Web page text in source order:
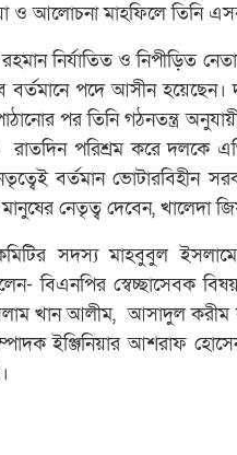
ও আলোচনা মাহফিলে তিনি
নির্যাতিত ও নিপীড়িত
বর্তমানে পদে আসীন হয়েছেন।
পর তিনি গঠনতন্ত্র
রাতদিন পরিশ্রম করে দলকে
বর্তমান ভোটারবিহীন
নেতৃত্ব দেবেন, খালেদা
কমিটির সদস্য মাহবুবুল
বিএনপির স্বেচ্ছাসেবক
খান আলীম, আসাদুল করীম
ইঞ্জিনিয়ার আশরাফ